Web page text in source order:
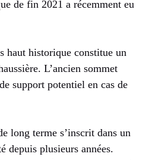
de fin 2021 a récemment eu
haut historique constitue un
L’ancien sommet
support potentiel en cas de
long terme s’inscrit dans un
depuis plusieurs années.